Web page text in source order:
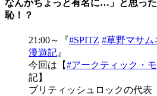
なんかちょっと有名に…」と思っ
恥！？
21:00～『#SPITZ #草野マサム
漫遊記 』
今回は【#アークティック・
記】
ブリティッシュロックの代表